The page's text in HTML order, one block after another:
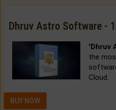
Dhruv Astro Software -
'Dhruv
the
Cloud.
BUY NOW